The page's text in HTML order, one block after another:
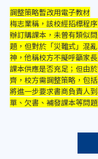
調整策略暫改用電子教材
梅志業稱，該校經招標程
辦訂購課本，未曾有類似
題，但對於「災難式」混
神，他稱校方不擬呼籲家
課本供應是否充足；但由
齊，校方需調整策略，包
將進一步要求書商負責人
單、欠書、補發課本等問題